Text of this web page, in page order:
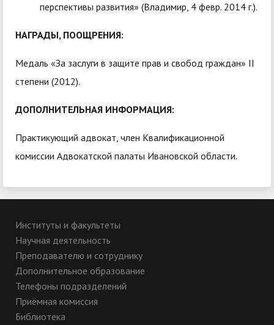
перспективы развития» (Владимир, 4 февр. 2014 г.).
НАГРАДЫ, ПООЩРЕНИЯ:
Медаль «За заслуги в защите прав и свобод граждан» II
степени (2012).
ДОПОЛНИТЕЛЬНАЯ ИНФОРМАЦИЯ:
Практикующий адвокат, член Квалификационной
комиссии Адвокатской палаты Ивановской области.
Институты и факультеты
Научная деятельность
Преподавателю и сотруднику
Дополнительное образование
Телефоны подразделений
Приёмная комиссия
Библиотека